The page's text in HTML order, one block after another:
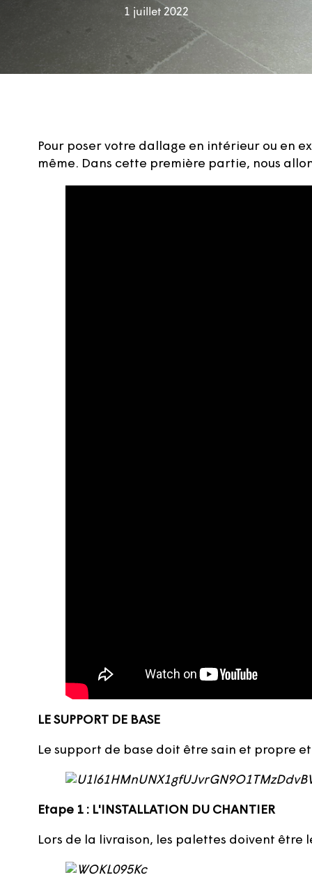
1 juillet 2022
Pour poser votre dallage en intérieur ou en
même. Dans cette première partie, nous
LE SUPPORT DE BASE
Le support de base doit être sain et propre
Etape 1 : L'INSTALLATION DU CHANTIER
Lors de la livraison, les palettes doivent